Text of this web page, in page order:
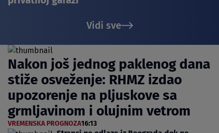
Vidi sve
Nakon još jednog paklenog dana
stiže osveženje: RHMZ izdao
upozorenje na pljuskove sa
grmljavinom i olujnim vetrom
VREMENSKA PROGNOZA16:13